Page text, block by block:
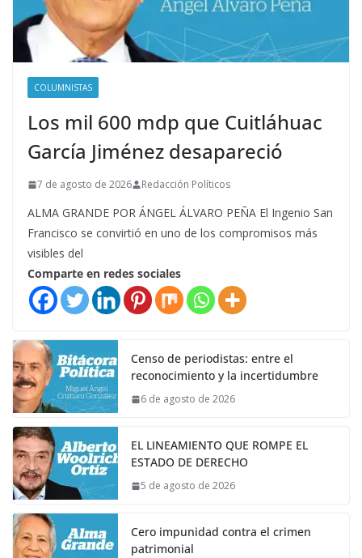
COLUMNISTAS
Los mil 600 mdp que Cuitláhuac
García Jiménez desapareció
7 de agosto de 2026 Redacción Políticos
ALMA GRANDE POR ÁNGEL ÁLVARO PEÑA El Ingenio San
Francisco se convirtió en uno de los compromisos más
visibles del
Comparte en redes sociales
Censo de periodistas: entre el
reconocimiento y la incertidumbre
6 de agosto de 2026
EL LINEAMIENTO QUE ROMPE EL
ESTADO DE DERECHO
5 de agosto de 2026
Cero impunidad contra el crimen
patrimonial